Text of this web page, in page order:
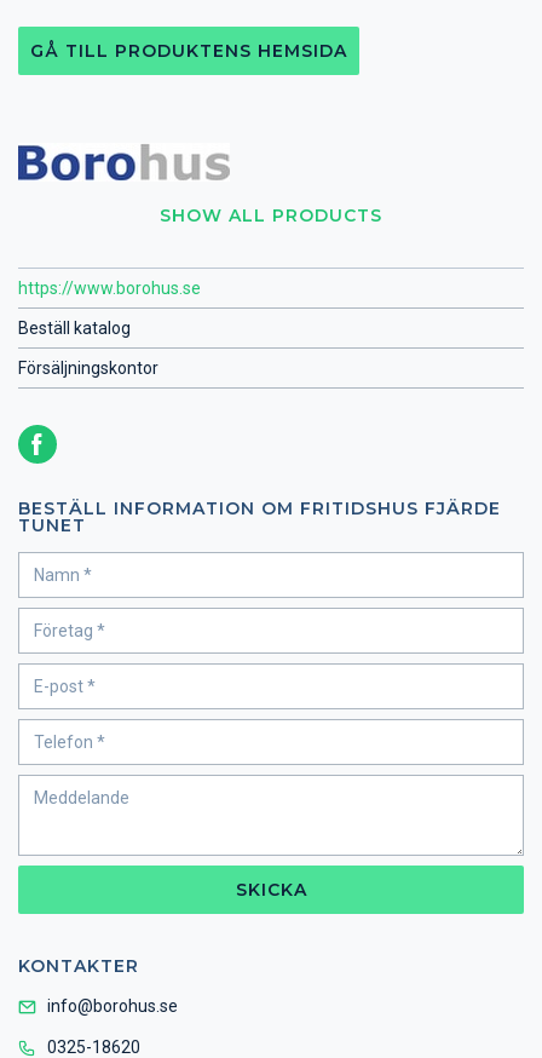
SHOW ALL PRODUCTS
https://www.borohus.se
Beställ katalog
Försäljningskontor
BESTÄLL INFORMATION OM FRITIDSHUS FJÄRDE
TUNET
SKICKA
KONTAKTER
info@borohus.se
0325-18620
GÅ TILL PRODUKTENS HEMSIDA